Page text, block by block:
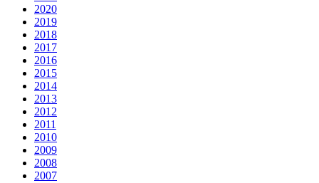
2020
2019
2018
2017
2016
2015
2014
2013
2012
2011
2010
2009
2008
2007